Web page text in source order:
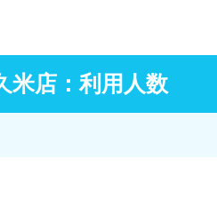
店：利用人数